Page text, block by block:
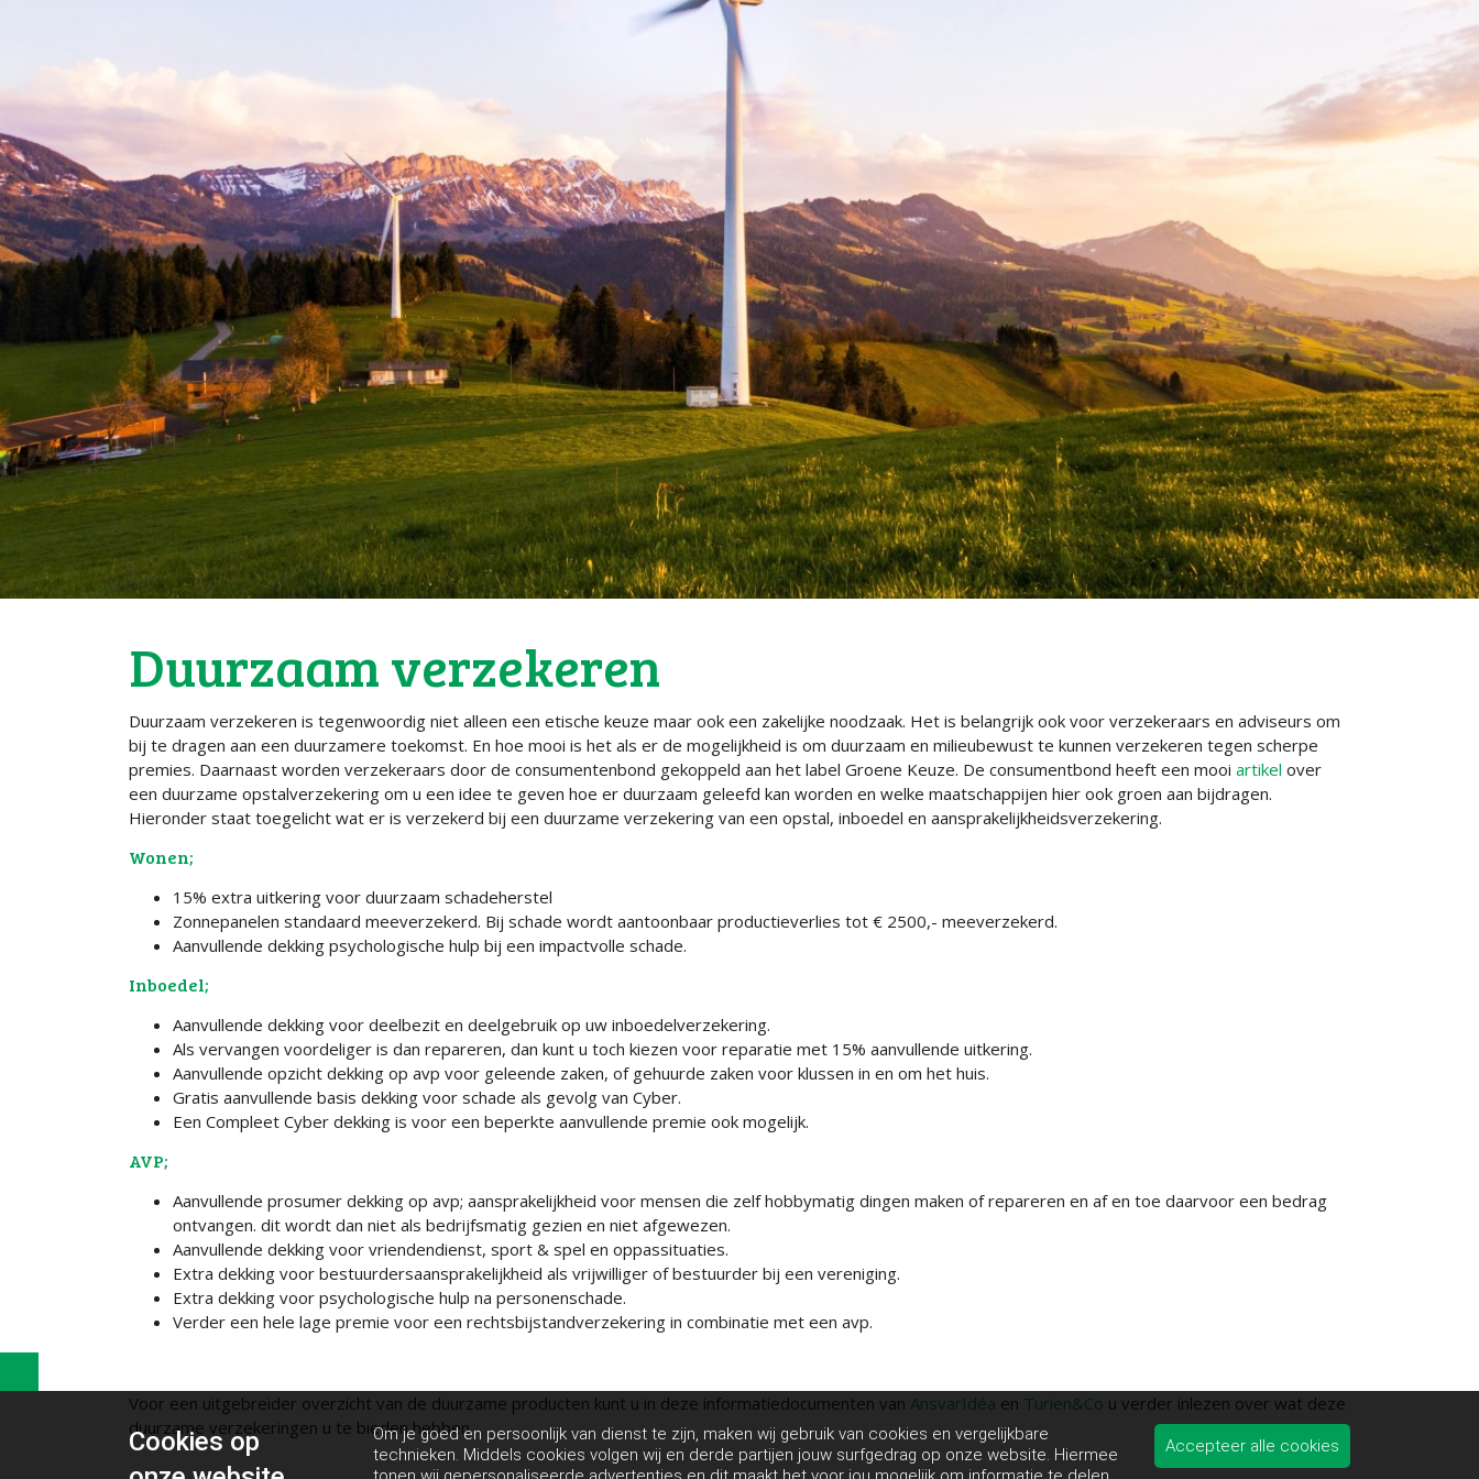
Duurzaam verzekeren
Duurzaam verzekeren is tegenwoordig niet alleen een etische keuze maar ook een zakelijke noodzaak. Het is belangrijk ook voor verzekeraars en adviseurs om
bij te dragen aan een duurzamere toekomst. En hoe mooi is het als er de mogelijkheid is om duurzaam en milieubewust te kunnen verzekeren tegen scherpe
premies. Daarnaast worden verzekeraars door de consumentenbond gekoppeld aan het label Groene Keuze. De consumentbond heeft een mooi artikel over
een duurzame opstalverzekering om u een idee te geven hoe er duurzaam geleefd kan worden en welke maatschappijen hier ook groen aan bijdragen.
Hieronder staat toegelicht wat er is verzekerd bij een duurzame verzekering van een opstal, inboedel en aansprakelijkheidsverzekering.
Wonen;
15% extra uitkering voor duurzaam schadeherstel
Zonnepanelen standaard meeverzekerd. Bij schade wordt aantoonbaar productieverlies tot € 2500,- meeverzekerd.
Aanvullende dekking psychologische hulp bij een impactvolle schade.
Inboedel;
Aanvullende dekking voor deelbezit en deelgebruik op uw inboedelverzekering.
Als vervangen voordeliger is dan repareren, dan kunt u toch kiezen voor reparatie met 15% aanvullende uitkering.
Aanvullende opzicht dekking op avp voor geleende zaken, of gehuurde zaken voor klussen in en om het huis.
Gratis aanvullende basis dekking voor schade als gevolg van Cyber.
Een Compleet Cyber dekking is voor een beperkte aanvullende premie ook mogelijk.
AVP;
Aanvullende prosumer dekking op avp; aansprakelijkheid voor mensen die zelf hobbymatig dingen maken of repareren en af en toe daarvoor een bedrag
ontvangen. dit wordt dan niet als bedrijfsmatig gezien en niet afgewezen.
Aanvullende dekking voor vriendendienst, sport & spel en oppassituaties.
Extra dekking voor bestuurdersaansprakelijkheid als vrijwilliger of bestuurder bij een vereniging.
Extra dekking voor psychologische hulp na personenschade.
Verder een hele lage premie voor een rechtsbijstandverzekering in combinatie met een avp.
Voor een uitgebreider overzicht van de duurzame producten kunt u in deze informatiedocumenten van AnsvarIdéa en Turien&Co u verder inlezen over wat deze
duurzame verzekeringen u te bieden hebben.
Cookies op
Om je goed en persoonlijk van dienst te zijn, maken wij gebruik van cookies en vergelijkbare
technieken. Middels cookies volgen wij en derde partijen jouw surfgedrag op onze website. Hiermee
Accepteer alle cookies